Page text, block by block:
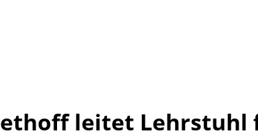
leitet Lehrstuhl